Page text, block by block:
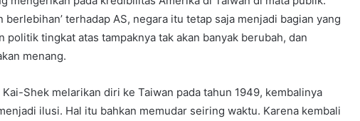
berlebihan’ terhadap AS, negara itu tetap saja menjadi bagian yang
politik tingkat atas tampaknya tak akan banyak berubah, dan
menang.
Shek melarikan diri ke Taiwan pada tahun 1949, kembalinya
ilusi. Hal itu bahkan memudar seiring waktu. Karena kembali